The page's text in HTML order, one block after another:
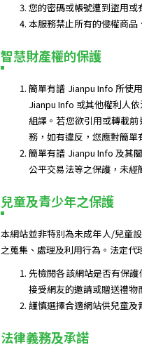
您的密碼或帳號遭到盜用或
本服務禁止所有的侵權商品
智慧財產權的保護
簡單有譜 Jianpu Info 所使
Jianpu Info 或其他權利人
組譯。若您欲引用或轉載
務，如有違反，您應對簡單
簡單有譜 Jianpu Info 及其
公平交易法等之保護，未經
兒童及青少年之保護
本網站並非特別為未成年人/兒童
之蒐集、處理及利用行為。法定代
先檢閱各該網站是否有保
接受網友的邀請或贈送禮物
謹慎選擇合適網站供兒童及
法律義務及承諾